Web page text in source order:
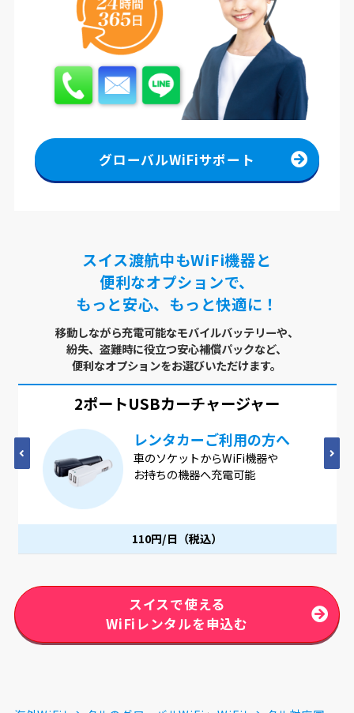
グローバルWiFiサポート
スイス渡航中もWiFi機器と
便利なオプションで、
もっと安心、もっと快適に！
移動しながら充電可能なモバイルバッテリーや、
紛失、盗難時に役立つ安心補償パックなど、
便利なオプションをお選びいただけます。
2ポートUSBカーチャージャー
レンタカーご利用の方へ
車のソケットからWiFi機器や
お持ちの機器へ充電可能
110円/日（税込）
スイスで使える
WiFiレンタルを申込む